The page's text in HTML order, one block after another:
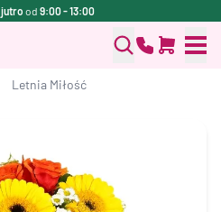
jutro od 9:00 - 13:00
Letnia Miłość